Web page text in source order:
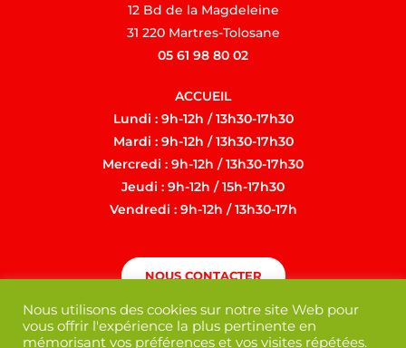
12 Bd de la Magdeleine
31 220 Martres-Tolosane
05 61 98 80 02
ACCUEIL
Lundi : 9h-12h / 13h30-17h30
Mardi : 9h-12h / 13h30-17h30
Mercredi : 9h-12h / 13h30-17h30
Jeudi : 9h-12h / 15h-17h30
Vendredi : 9h-12h / 13h30-17h
NOUS CONTACTER
Nous utilisons des cookies sur notre site Web pour
vous offrir l'expérience la plus pertinente en
mémorisant vos préférences et vos visites répétées.